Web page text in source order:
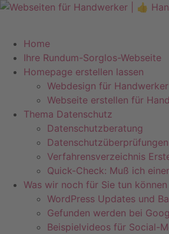
Zum
Home
Ihre Rundum-Sorglos-Webseite
Homepage erstellen lassen
Webdesign für Handwerker
Webseite erstellen für
Thema Datenschutz
Datenschutzberatung
Datenschutzüberprüfungen
Verfahrensverzeichnis
Quick-Check: Muß ich
Was wir noch für Sie tun
WordPress Updates und
Gefunden werden bei
Beispielvideos für Social-